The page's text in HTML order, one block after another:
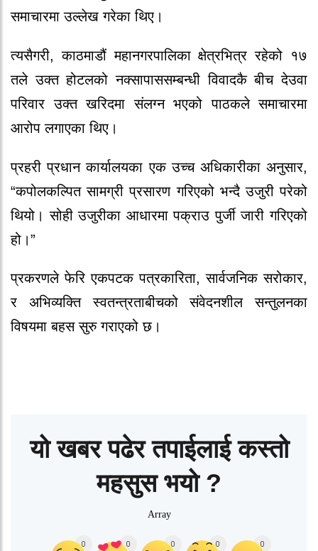
समाचारमा उल्लेख गरेका थिए।
त्यसैगरी, काठमाडौं महानगरपालिका क्षेत्रभित्र रहेको १७
तले उक्त होटलको नक्सापाससम्बन्धी विवादकै बीच देउवा
परिवार उक्त खरिदमा संलग्न भएको पाठकले समाचारमा
आरोप लगाएका थिए।
प्रहरी प्रधान कार्यालयका एक उच्च अधिकारीका अनुसार,
“कपोलकल्पित सामग्री प्रसारण गरिएको भन्दै उजुरी परेको
थियो। सोही उजुरीका आधारमा पक्राउ पुर्जी जारी गरिएको
हो।”
प्रकरणले फेरि एकपटक पत्रकारिता, सार्वजनिक सरोकार,
र अभिव्यक्ति स्वतन्त्रताबीचको संवेदनशील सन्तुलनका
विषयमा बहस सुरु गराएको छ।
यो खबर पढेर तपाईलाई कस्तो
महसुस भयो ?
Array
0 0 0 0 0